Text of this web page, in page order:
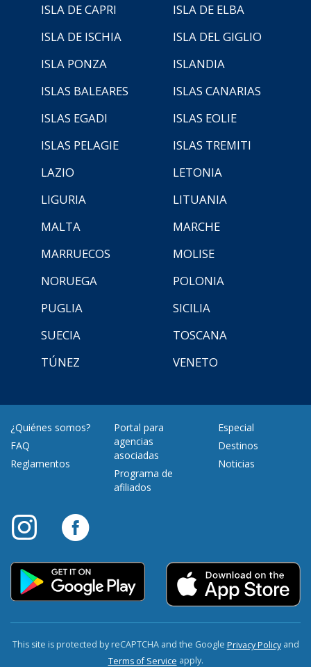
ISLA DE CAPRI
ISLA DE ELBA
ISLA DE ISCHIA
ISLA DEL GIGLIO
ISLA PONZA
ISLANDIA
ISLAS BALEARES
ISLAS CANARIAS
ISLAS EGADI
ISLAS EOLIE
ISLAS PELAGIE
ISLAS TREMITI
LAZIO
LETONIA
LIGURIA
LITUANIA
MALTA
MARCHE
MARRUECOS
MOLISE
NORUEGA
POLONIA
PUGLIA
SICILIA
SUECIA
TOSCANA
TÚNEZ
VENETO
¿Quiénes somos?
FAQ
Reglamentos
Portal para
agencias
asociadas
Programa de
afiliados
Especial
Destinos
Noticias
This site is protected by reCAPTCHA and the Google Privacy Policyand
Terms of Service apply.